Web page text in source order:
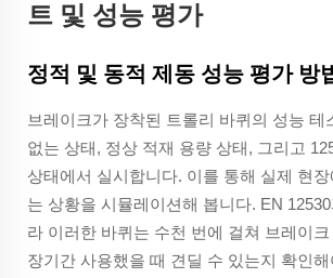
트 및 성능 평가
정적 및 동적 제동 성능 평가 방
브레이크가 장착된 트롤리 바퀴의 성능 테
없는 상태, 정상 적재 용량 상태, 그리고
상태에서 실시합니다. 이를 통해 실제 현
는 상황을 시뮬레이션해 봅니다. EN
라 이러한 바퀴는 수천 번에 걸쳐 브레이
장기간 사용했을 때 견딜 수 있는지 확인